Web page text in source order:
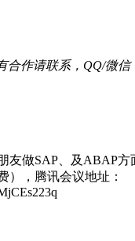
合作请联系，QQ/微信
友做SAP、及ABAP方
），腾讯会议地址：